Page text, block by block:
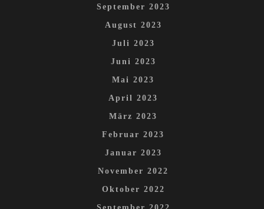
September 2023
August 2023
Juli 2023
Juni 2023
Mai 2023
April 2023
März 2023
Februar 2023
Januar 2023
November 2022
Oktober 2022